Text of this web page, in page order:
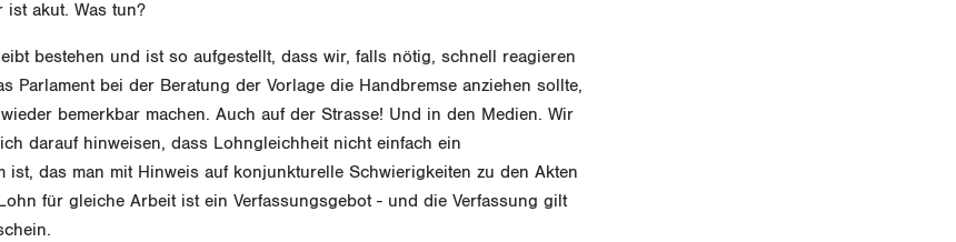
ist akut. Was tun?
bestehen und ist so aufgestellt, dass wir, falls nötig, schnell reagieren
Parlament bei der Beratung der Vorlage die Handbremse anziehen sollte,
bemerkbar machen. Auch auf der Strasse! Und in den Medien. Wir
darauf hinweisen, dass Lohngleichheit nicht einfach ein
ist, das man mit Hinweis auf konjunkturelle Schwierigkeiten zu den Akten
für gleiche Arbeit ist ein Verfassungsgebot - und die Verfassung gilt